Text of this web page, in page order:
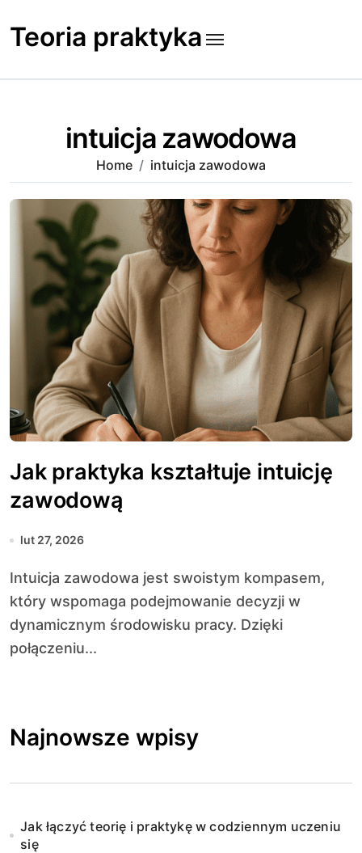
to
content
Teoria praktyka
intuicja zawodowa
Home intuicja zawodowa
Jak praktyka kształtuje intuicję
zawodową
lut 27, 2026
Intuicja zawodowa jest swoistym kompasem,
który wspomaga podejmowanie decyzji w
dynamicznym środowisku pracy. Dzięki
połączeniu...
Najnowsze wpisy
Jak łączyć teorię i praktykę w codziennym uczeniu
się